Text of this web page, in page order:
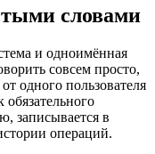
словами
и одноимённая
совсем просто,
одного пользователя
обязательного
записывается в
операций.